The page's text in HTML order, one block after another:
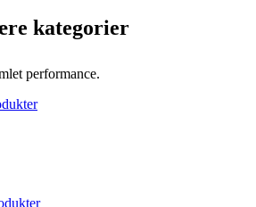
kategorier
performance.